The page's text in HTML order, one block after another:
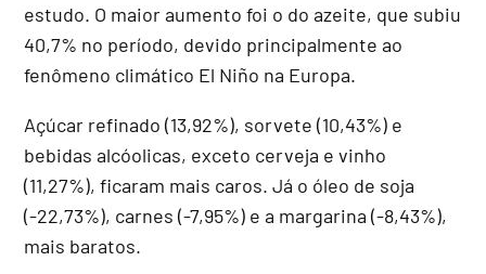
estudo. O maior aumento foi o do azeite, que subiu
40,7% no período, devido principalmente ao
fenômeno climático El Niño na Europa.
Açúcar refinado (13,92%), sorvete (10,43%) e
bebidas alcóolicas, exceto cerveja e vinho
(11,27%), ficaram mais caros. Já o óleo de soja
(-22,73%), carnes (-7,95%) e a margarina (-8,43%),
mais baratos.